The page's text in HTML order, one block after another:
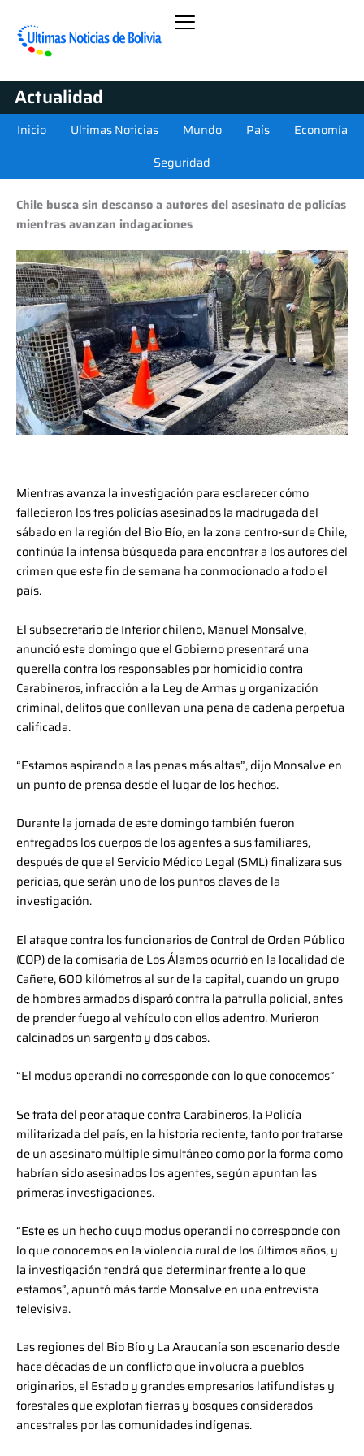
Actualidad
Inicio Ultimas Noticias Mundo País
Economía
Seguridad
Chile busca sin descanso a autores del asesinato de policías
mientras avanzan indagaciones
Mientras avanza la investigación para esclarecer cómo
fallecieron los tres policías asesinados la madrugada del
sábado en la región del Bio Bío, en la zona centro-sur de Chile,
continúa la intensa búsqueda para encontrar a los autores del
crimen que este fin de semana ha conmocionado a todo el
país.
El subsecretario de Interior chileno, Manuel Monsalve,
anunció este domingo que el Gobierno presentará una
querella contra los responsables por homicidio contra
Carabineros, infracción a la Ley de Armas y organización
criminal, delitos que conllevan una pena de cadena perpetua
calificada.
“Estamos aspirando a las penas más altas”, dijo Monsalve en
un punto de prensa desde el lugar de los hechos.
Durante la jornada de este domingo también fueron
entregados los cuerpos de los agentes a sus familiares,
después de que el Servicio Médico Legal (SML) finalizara sus
pericias, que serán uno de los puntos claves de la
investigación.
El ataque contra los funcionarios de Control de Orden Público
(COP) de la comisaría de Los Álamos ocurrió en la localidad de
Cañete, 600 kilómetros al sur de la capital, cuando un grupo
de hombres armados disparó contra la patrulla policial, antes
de prender fuego al vehículo con ellos adentro. Murieron
calcinados un sargento y dos cabos.
“El modus operandi no corresponde con lo que conocemos”
Se trata del peor ataque contra Carabineros, la Policía
militarizada del país, en la historia reciente, tanto por tratarse
de un asesinato múltiple simultáneo como por la forma como
habrían sido asesinados los agentes, según apuntan las
primeras investigaciones.
“Este es un hecho cuyo modus operandi no corresponde con
lo que conocemos en la violencia rural de los últimos años, y
la investigación tendrá que determinar frente a lo que
estamos”, apuntó más tarde Monsalve en una entrevista
televisiva.
Las regiones del Bio Bío y La Araucanía son escenario desde
hace décadas de un conflicto que involucra a pueblos
originarios, el Estado y grandes empresarios latifundistas y
forestales que explotan tierras y bosques considerados
ancestrales por las comunidades indígenas.